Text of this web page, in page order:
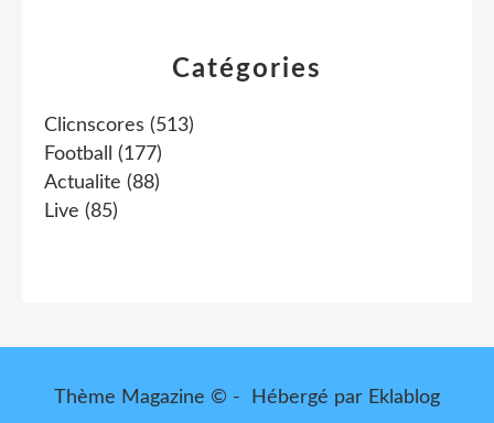
Catégories
Clicnscores (513)
Football
(177)
Actualite (88)
Live (85)
Thème Magazine © - Hébergé par Eklablog